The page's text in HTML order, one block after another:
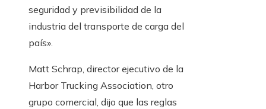
seguridad y previsibilidad de la
industria del transporte de carga del
país».
Matt Schrap, director ejecutivo de la
Harbor Trucking Association, otro
grupo comercial, dijo que las reglas